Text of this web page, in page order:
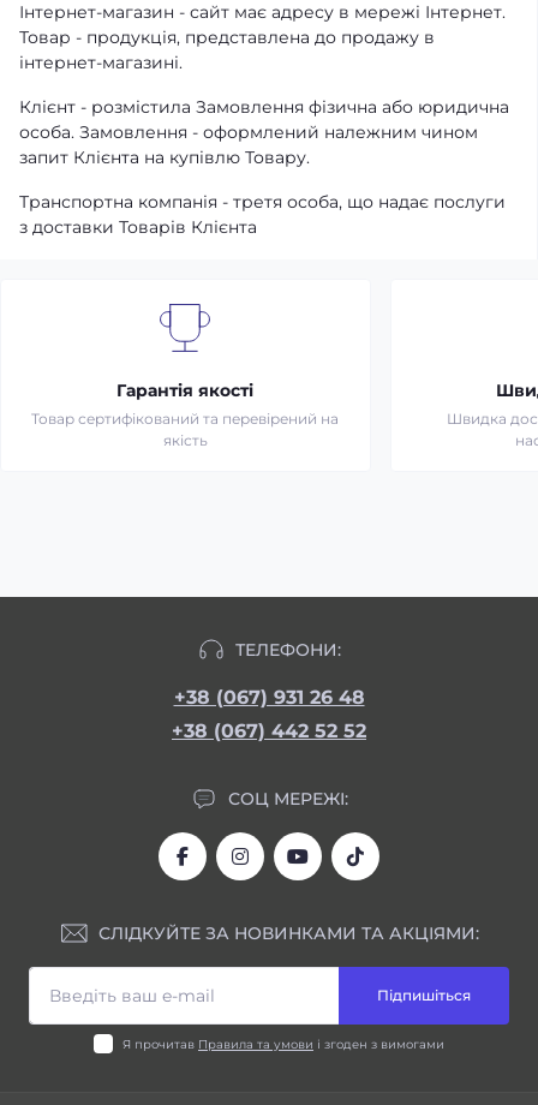
Інтернет-магазин - сайт має адресу в мережі Інтернет.
Товар - продукція, представлена ​​до продажу в
інтернет-магазині.
Клієнт - розмістила Замовлення фізична або юридична
особа. Замовлення - оформлений належним чином
запит Клієнта на купівлю Товару.
Транспортна компанія - третя особа, що надає послуги
з доставки Товарів Клієнта
Гарантія якості
Товар сертифікований та перевірений на
якість
Швидка
ТЕЛЕФОНИ:
+38 (067) 931 26 48
+38 (067) 442 52 52
СОЦ МЕРЕЖІ:
СЛІДКУЙТЕ ЗА НОВИНКАМИ ТА АКЦІЯМИ:
Підпишіться
Я прочитав Правила та умови і згоден з вимогами